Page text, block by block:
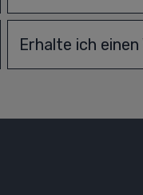
Erhalte ich